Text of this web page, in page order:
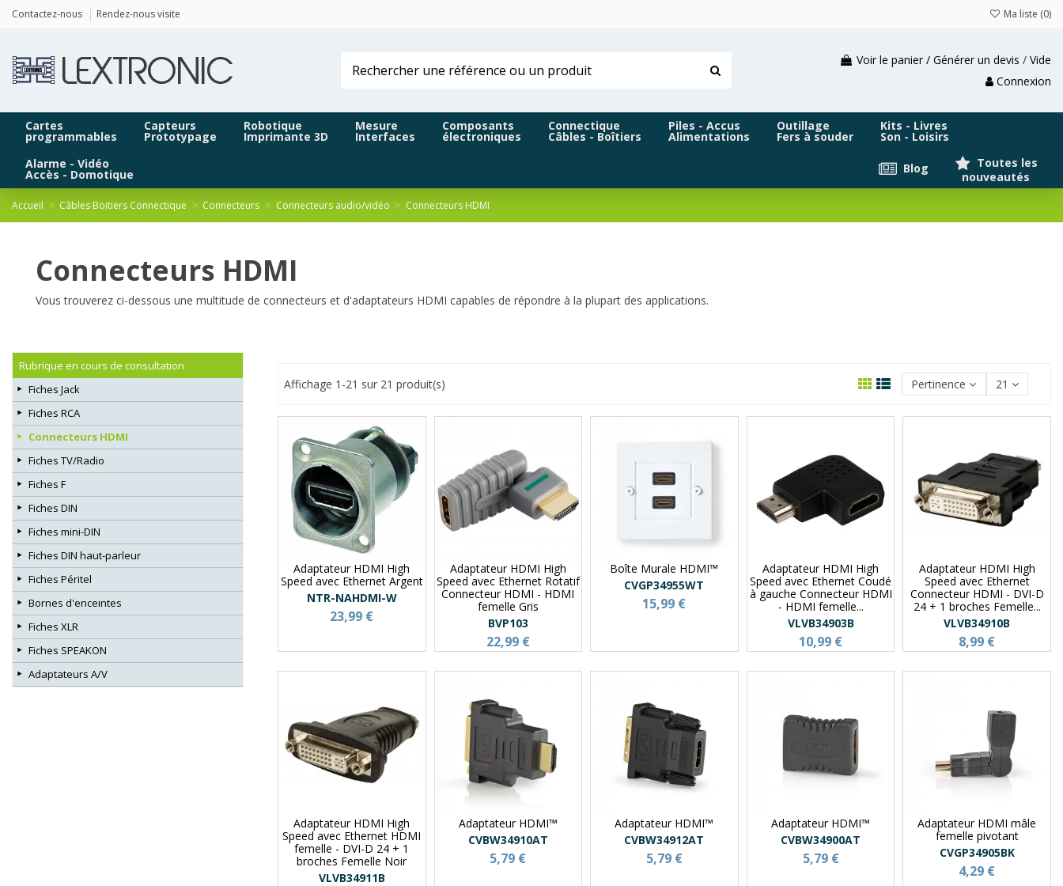
Contactez-nous Rendez-nous visite Ma liste (0)
Voir le panier / Générer un devis / Vide
Connexion
Cartes
programmables
Capteurs
Prototypage
Robotique
Imprimante 3D
Mesure
Interfaces
Composants
électroniques
Connectique
Câbles - Boîtiers
Piles - Accus
Alimentations
Outillage
Fers à souder
Kits - Livres
Son - Loisirs
Alarme - Vidéo
Accès - Domotique
Toutes les
nouveautés
Blog
Accueil Câbles Boitiers Connectique Connecteurs Connecteurs audio/vidéo Connecteurs HDMI
Connecteurs HDMI
Vous trouverez ci-dessous une multitude de connecteurs et d'adaptateurs HDMI capables de répondre à la plupart des applications.
Affichage 1-21 sur 21 produit(s) Pertinence 21
Adaptateur HDMI High
Speed avec Ethernet Argent
NTR-NAHDMI-W
23,99 €
Adaptateur HDMI High
Speed avec Ethernet Rotatif
Connecteur HDMI - HDMI
femelle Gris
BVP103
22,99 €
Boîte Murale HDMI™
CVGP34955WT
15,99 €
Adaptateur HDMI High
Speed avec Ethernet Coudé
à gauche Connecteur HDMI
- HDMI femelle...
VLVB34903B
10,99 €
Adaptateur HDMI High
Speed avec Ethernet
Connecteur HDMI - DVI-D
24 + 1 broches Femelle...
VLVB34910B
8,99 €
Adaptateur HDMI High
Speed avec Ethernet HDMI
femelle - DVI-D 24 + 1
broches Femelle Noir
VLVB34911B
Adaptateur HDMI™
CVBW34910AT
5,79 €
Adaptateur HDMI™
CVBW34912AT
5,79 €
Adaptateur HDMI™
CVBW34900AT
5,79 €
Adaptateur HDMI mâle
femelle pivotant
CVGP34905BK
4,29 €
Rubrique en cours de consultation
Fiches Jack
Fiches RCA
Connecteurs HDMI
Fiches TV/Radio
Fiches F
Fiches DIN
Fiches mini-DIN
Fiches DIN haut-parleur
Fiches Péritel
Bornes d'enceintes
Fiches XLR
Fiches SPEAKON
Adaptateurs A/V
Panneau de gestion des cookies